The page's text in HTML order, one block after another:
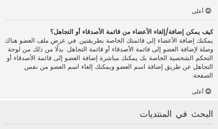
أعلى
كيف يمكن إضافة/إلغاء الأعضاء من قائمة الأصدقاء أو التجاهل؟
يمكنك إضافة الأعضاء إلى قائمتك الخاصة بطريقتين. في عرض ملف العضو هناك
وصلة لإضافة العضو إلى قائمة الأصدقاء أو قائمة التجاهل. بدلًا من ذلك من لوحة
التحكم الشخصية الخاصة بك يمكنك مباشرة إضافة العضو إلى قائمة الأصدقاء أو
التجاهل عن طريق إضافة اسم العضو ويمكنك إلغاء اسم العضو من نفس
الصفحة.
أعلى
البحث في المنتديات